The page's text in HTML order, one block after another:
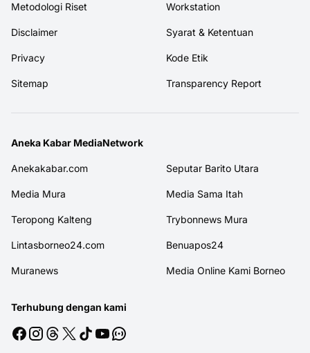
Metodologi Riset Workstation
Disclaimer Syarat & Ketentuan
Privacy Kode Etik
Sitemap Transparency Report
Aneka Kabar MediaNetwork
Anekakabar.com Seputar Barito Utara
Media Mura Media Sama Itah
Teropong Kalteng Trybonnews Mura
Lintasborneo24.com Benuapos24
Muranews Media Online Kami Borneo
Terhubung dengan kami